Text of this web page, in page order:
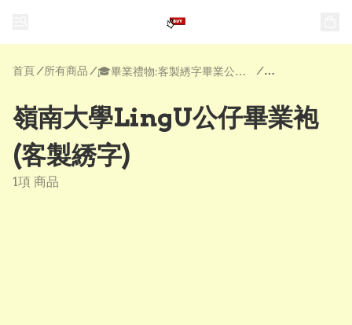
首頁/ 所有商品 / 🎓畢業禮物:客製綉字畢業公仔| 公仔畢業袍 | 畢業花 /
嶺南大學LingU公仔畢業袍
(客製綉字)
1項 商品